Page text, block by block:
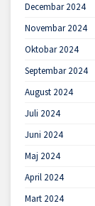
Decembar 2024
Novembar 2024
Oktobar 2024
Septembar 2024
August 2024
Juli 2024
Juni 2024
Maj 2024
April 2024
Mart 2024